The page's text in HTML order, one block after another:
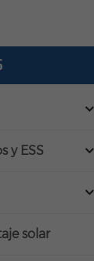
y ESS
solar